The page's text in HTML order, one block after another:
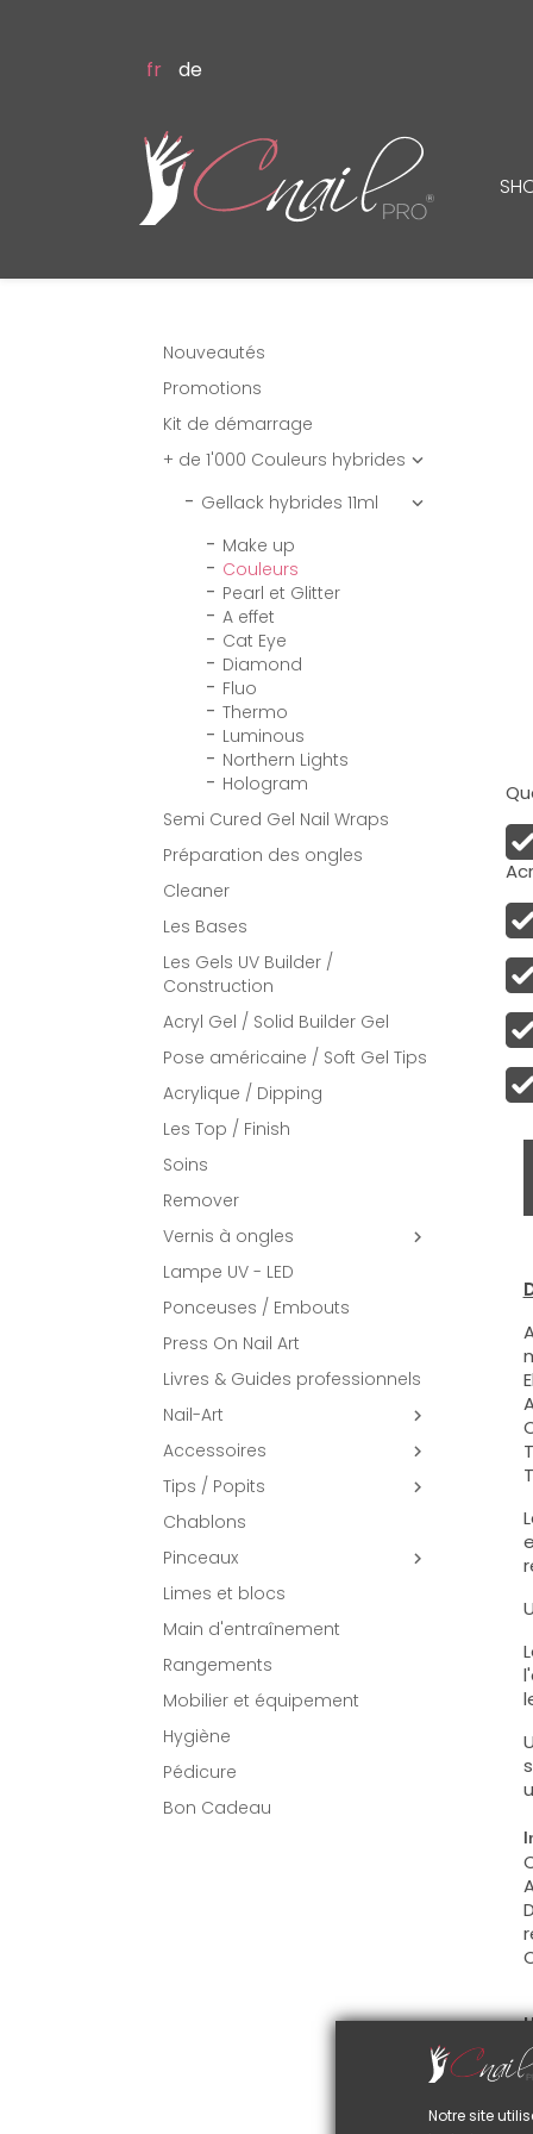
fr de
Nouveautés
Promotions
Kit de démarrage
+ de 1'000 Couleurs hybrides 
Gellack hybrides 11ml 
Make up
Couleurs
Pearl et Glitter
A effet
Cat Eye
Diamond
Fluo
Thermo
Luminous
Northern Lights
Hologram
Semi Cured Gel Nail Wraps
Préparation des ongles
Cleaner
Les Bases
Les Gels UV Builder /
Construction
Acryl Gel / Solid Builder Gel
Pose américaine / Soft Gel Tips
Acrylique / Dipping
Les Top / Finish
Soins
Remover
Vernis à ongles

Lampe UV - LED
Ponceuses / Embouts
Press On Nail Art
Livres & Guides professionnels
Nail-Art

Accessoires 
Tips / Popits 
Chablons
Pinceaux

Limes et blocs
Main d'entraînement
Rangements
Mobilier et équipement
Hygiène
Pédicure
Bon Cadeau
Notre site